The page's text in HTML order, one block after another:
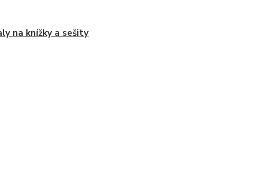
na knížky a sešity